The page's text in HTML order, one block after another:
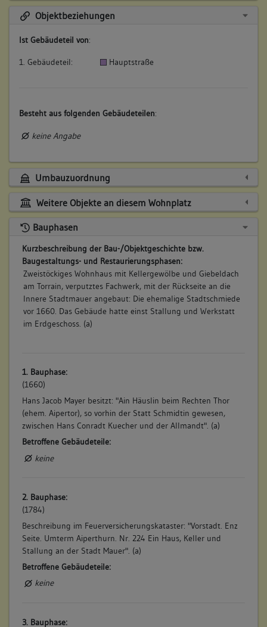
Objektbeziehungen
Ist Gebäudeteil von:
1. Gebäudeteil: Hauptstraße
Besteht aus folgenden Gebäudeteilen:
keine Angabe
Umbauzuordnung
Weitere Objekte an diesem Wohnplatz
Bauphasen
Kurzbeschreibung der Bau-/Objektgeschichte bzw.
Baugestaltungs- und Restaurierungsphasen:
Zweistöckiges Wohnhaus mit Kellergewölbe und Giebeldach
am Torrain, verputztes Fachwerk, mit der Rückseite an die
Innere Stadtmauer angebaut: Die ehemalige Stadtschmiede
vor 1660. Das Gebäude hatte einst Stallung und Werkstatt
im Erdgeschoss. (a)
1. Bauphase:
(1660)
Hans Jacob Mayer besitzt: "Ain Häuslin beim Rechten Thor
(ehem. Aipertor), so vorhin der Statt Schmidtin gewesen,
zwischen Hans Conradt Kuecher und der Allmandt". (a)
Betroffene Gebäudeteile:
keine
2. Bauphase:
(1784)
Beschreibung im Feuerversicherungskataster: "Vorstadt. Enz
Seite. Umterm Aiperthurn. Nr. 224 Ein Haus, Keller und
Stallung an der Stadt Mauer". (a)
Betroffene Gebäudeteile:
keine
3. Bauphase: